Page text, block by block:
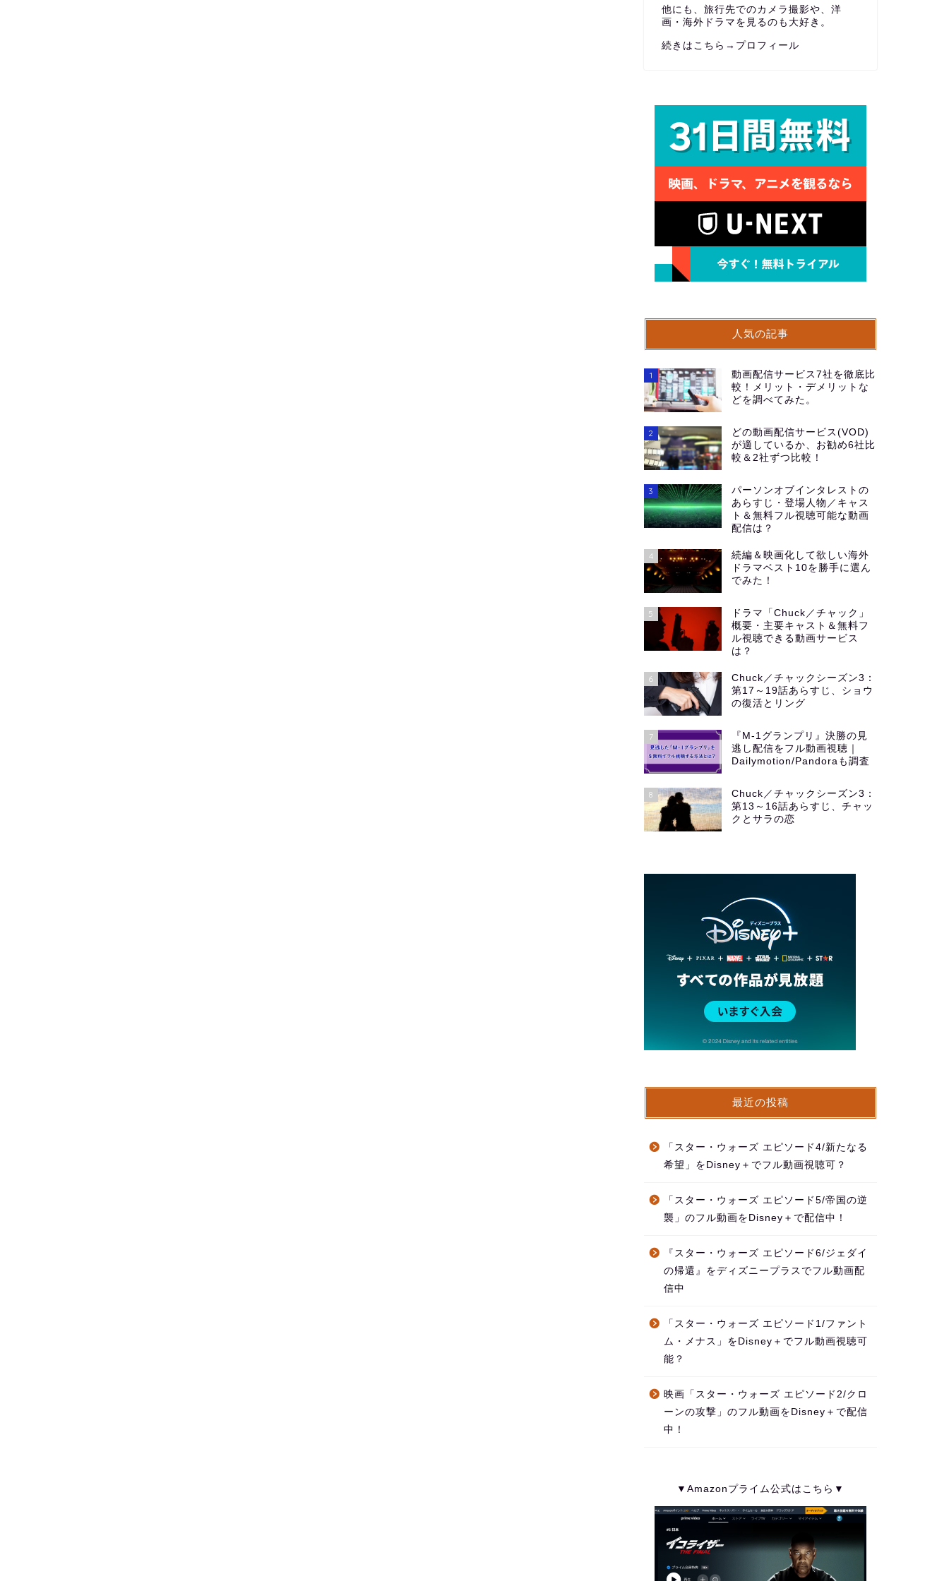
他にも、旅行先でのカメラ撮影や、洋
画・海外ドラマを見るのも大好き。
続きはこちら→ プロフィール
人気の記事
1
動画配信サービス7社を徹底比
較！メリット・デメリットな
どを調べてみた。
2
どの動画配信サービス(VOD)
が適しているか、お勧め6社比
較＆2社ずつ比較！
3
パーソンオブインタレストの
あらすじ・登場人物／キャス
ト＆無料フル視聴可能な動画
配信は？
4
続編＆映画化して欲しい海外
ドラマベスト10を勝手に選ん
でみた！
5
ドラマ「Chuck／チャック」
概要・主要キャスト＆無料フ
ル視聴できる動画サービス
は？
6
Chuck／チャックシーズン3：
第17～19話あらすじ、ショウ
の復活とリング
7
『M-1グランプリ』決勝の見
逃し配信をフル動画視聴｜
Dailymotion/Pandoraも調査
8
Chuck／チャックシーズン3：
第13～16話あらすじ、チャッ
クとサラの恋
最近の投稿
「スター・ウォーズ エピソード4/新たなる
希望」をDisney＋でフル動画視聴可？
「スター・ウォーズ エピソード5/帝国の逆
襲」のフル動画をDisney＋で配信中！
『スター・ウォーズ エピソード6/ジェダイ
の帰還』をディズニープラスでフル動画配
信中
「スター・ウォーズ エピソード1/ファント
ム・メナス」をDisney＋でフル動画視聴可
能？
映画「スター・ウォーズ エピソード2/クロ
ーンの攻撃」のフル動画をDisney＋で配信
中！
▼Amazonプライム公式はこちら▼